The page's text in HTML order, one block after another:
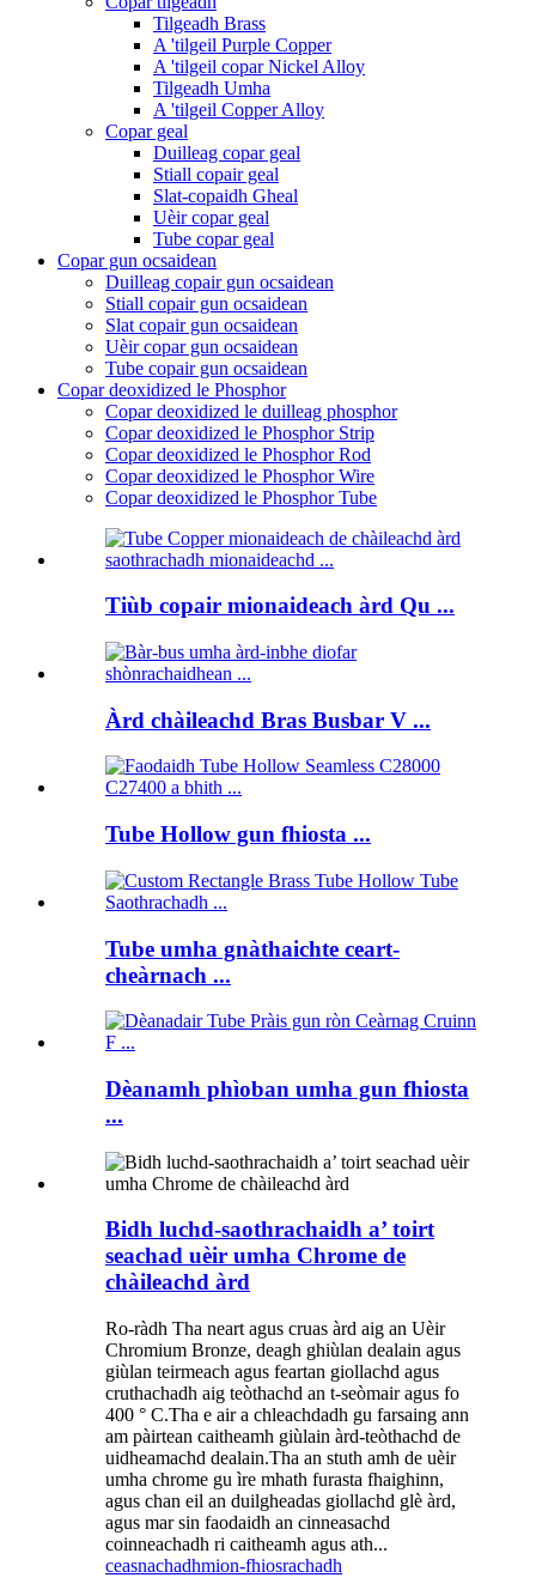
Tilgeadh Brass
A 'tilgeil Purple Copper
A 'tilgeil copar Nickel Alloy
Tilgeadh Umha
A 'tilgeil Copper Alloy
Copar geal
Duilleag copar geal
Stiall copair geal
Slat-copaidh Gheal
Uèir copar geal
Tube copar geal
Copar gun ocsaidean
Duilleag copair gun ocsaidean
Stiall copair gun ocsaidean
Slat copair gun ocsaidean
Uèir copar gun ocsaidean
Tube copair gun ocsaidean
Copar deoxidized le Phosphor
Copar deoxidized le duilleag phosphor
Copar deoxidized le Phosphor Strip
Copar deoxidized le Phosphor Rod
Copar deoxidized le Phosphor Wire
Copar deoxidized le Phosphor Tube
Tiùb copair mionaideach àrd Qu ...
Àrd chàileachd Bras Busbar V ...
Tube Hollow gun fhiosta ...
Tube umha gnàthaichte ceart-
cheàrnach ...
Dèanamh phìoban umha gun fhiosta
...
Bidh luchd-saothrachaidh a’ toirt
seachad uèir umha Chrome de
chàileachd àrd
Ro-ràdh Tha neart agus cruas àrd aig an Uèir
Chromium Bronze, deagh ghiùlan dealain agus
giùlan teirmeach agus feartan giollachd agus
cruthachadh aig teòthachd an t-seòmair agus fo
400 ° C.Tha e air a chleachdadh gu farsaing ann
am pàirtean caitheamh giùlain àrd-teòthachd de
uidheamachd dealain.Tha an stuth amh de uèir
umha chrome gu ìre mhath furasta fhaighinn,
agus chan eil an duilgheadas giollachd glè àrd,
agus mar sin faodaidh an cinneasachd
coinneachadh ri caitheamh agus ath...
ceasnachadhmion-fhiosrachadh